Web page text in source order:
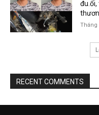
Tháng
RECENT COMMENTS